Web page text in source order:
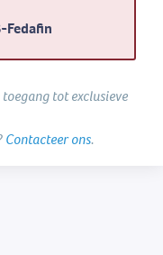
Fedafin
tot exclusieve
Contacteer ons.